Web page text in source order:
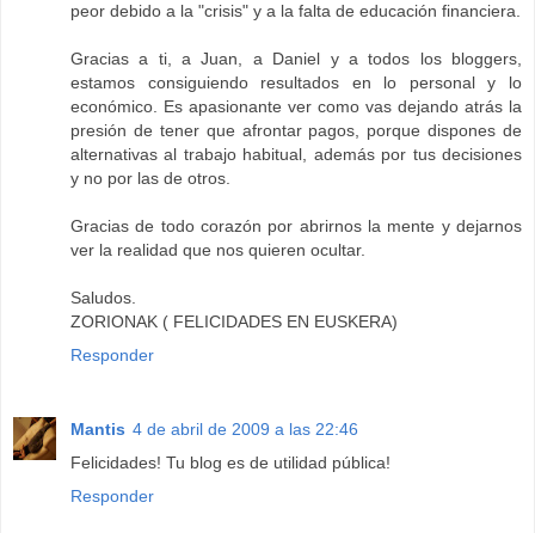
peor debido a la "crisis" y a la falta de educación financiera.
Gracias a ti, a Juan, a Daniel y a todos los bloggers,
estamos consiguiendo resultados en lo personal y lo
económico. Es apasionante ver como vas dejando atrás la
presión de tener que afrontar pagos, porque dispones de
alternativas al trabajo habitual, además por tus decisiones
y no por las de otros.
Gracias de todo corazón por abrirnos la mente y dejarnos
ver la realidad que nos quieren ocultar.
Saludos.
ZORIONAK ( FELICIDADES EN EUSKERA)
Responder
Mantis 4 de abril de 2009 a las 22:46
Felicidades! Tu blog es de utilidad pública!
Responder